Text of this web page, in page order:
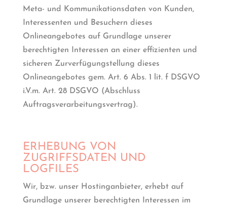
Meta- und Kommunikationsdaten von Kunden,
Interessenten und Besuchern dieses
Onlineangebotes auf Grundlage unserer
berechtigten Interessen an einer effizienten und
sicheren Zurverfügungstellung dieses
Onlineangebotes gem. Art. 6 Abs. 1 lit. f DSGVO
i.V.m. Art. 28 DSGVO (Abschluss
Auftragsverarbeitungsvertrag).
ERHEBUNG VON
ZUGRIFFSDATEN UND
LOGFILES
Wir, bzw. unser Hostinganbieter, erhebt auf
Grundlage unserer berechtigten Interessen im